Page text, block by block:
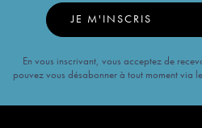
JE M'INSCRIS
En vous inscrivant, vous acceptez de
pouvez vous désabonner à tout moment via